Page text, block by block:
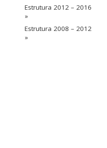
Estrutura 2012 – 2016
»
Estrutura 2008 – 2012
»